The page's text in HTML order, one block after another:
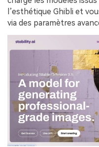
l’esthétique Ghibli et
via des paramètres